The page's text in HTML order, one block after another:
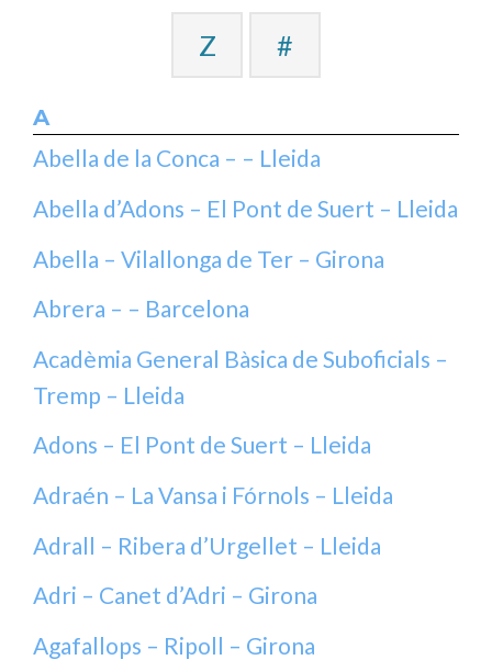
Z #
A
Abella de la Conca – – Lleida
Abella d’Adons – El Pont de Suert – Lleida
Abella – Vilallonga de Ter – Girona
Abrera – – Barcelona
Acadèmia General Bàsica de Suboficials –
Tremp – Lleida
Adons – El Pont de Suert – Lleida
Adraén – La Vansa i Fórnols – Lleida
Adrall – Ribera d’Urgellet – Lleida
Adri – Canet d’Adri – Girona
Agafallops – Ripoll – Girona